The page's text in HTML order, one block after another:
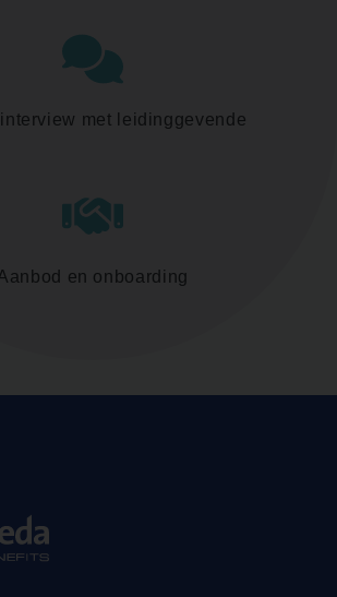
met leidinggevende
en onboarding